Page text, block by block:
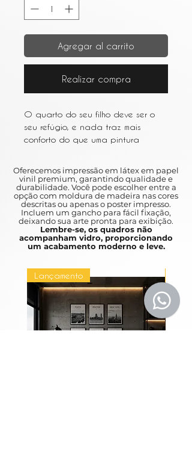
Agregar al carrito
Realizar compra
O quarto do seu filho deve ser o
seu refúgio, e nada traz mais
conforto do que uma pintura
atenção do seu filho, estimular a
sua imaginação e dar-lhes uma
calorosa sensação de
familiaridade.
Your child's bedroom should be your
painting. The perfect piece will
capture your child's attention,
stimulate your imagination and give
them a warm feeling of familiarity.
Oferecemos impressão em látex em papel
vinil premium, garantindo qualidade e
durabilidade. Você pode escolher entre a
opção com moldura de madeira nas cores
descritas ou apenas o poster impresso.
Incluem um gancho para fácil fixação,
deixando sua arte pronta para exibição.
Lembre-se, os quadros não
acompanham vidro, proporcionando
um acabamento moderno e leve.
Lançamento